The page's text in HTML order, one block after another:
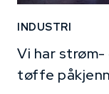
INDUSTRI
Vi har
tøffe